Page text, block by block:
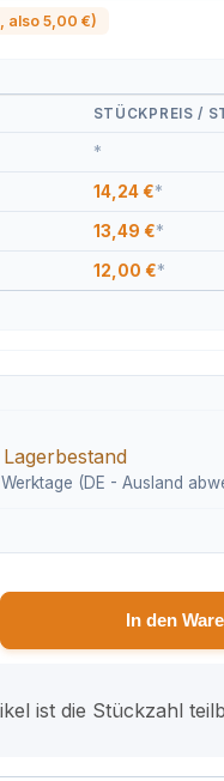
, also 5,00 €)
STÜCKPREIS /
*
14,24 €*
13,49 €*
12,00 €*
(DE - Ausland
In den
ist die Stückzahl